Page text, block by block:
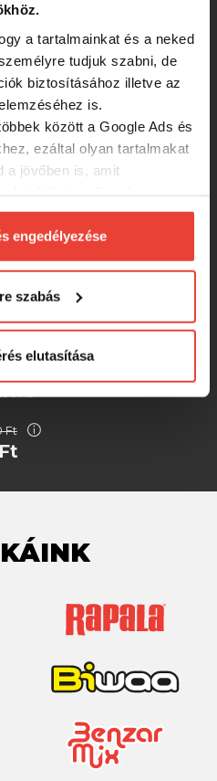
a tartalmainkat és a neked
tudjuk szabni, de
biztosításához illetve az
is.
között a Google Ads és
ezáltal olyan tartalmakat
a jövőben is, amit
hogy engedd meg
formában nem fogunk
ezzel kapcsolatban.
engedélyezése
szabás
elutasítása
Boilies Global Mega Fish
Crayzi Fruit 800g
Ft